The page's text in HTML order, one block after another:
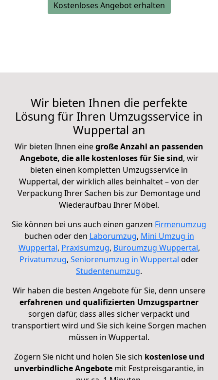
Kostenloses Angebot erhalten
Wir bieten Ihnen die perfekte
Lösung für Ihren Umzugsservice in
Wuppertal an
Wir bieten Ihnen einegroße Anzahl an passenden
Angebote, die alle kostenloses für Sie sind, wir
bieten einen kompletten Umzugsservice in
Wuppertal, der wirklich alles beinhaltet – von der
Verpackung Ihrer Sachen bis zur Demontage und
Wiederaufbau Ihrer Möbel.
Sie können bei uns auch einen ganzen Firmenumzug
buchen oder den Laborumzug, Mini Umzug in
Wuppertal, Praxisumzug, Büroumzug Wuppertal,
Privatumzug, Seniorenumzug in Wuppertal oder
Studentenumzug.
Wir haben die besten Angebote für Sie, denn unsere
erfahrenen und qualifizierten Umzugspartner
sorgen dafür, dass alles sicher verpackt und
transportiert wird und Sie sich keine Sorgen machen
müssen in Wuppertal.
Zögern Sie nicht und holen Sie sich kostenlose und
unverbindliche Angebote mit Festpreisgarantie, in